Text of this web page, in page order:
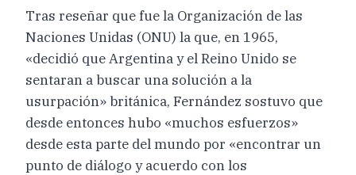
Tras reseñar que fue la Organización de las
Naciones Unidas (ONU) la que, en 1965,
«decidió que Argentina y el Reino Unido se
sentaran a buscar una solución a la
usurpación» británica, Fernández sostuvo que
desde entonces hubo «muchos esfuerzos»
desde esta parte del mundo por «encontrar un
punto de diálogo y acuerdo con los